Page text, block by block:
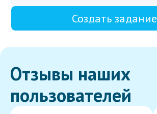
Создать задание
Отзывы наших
пользователей